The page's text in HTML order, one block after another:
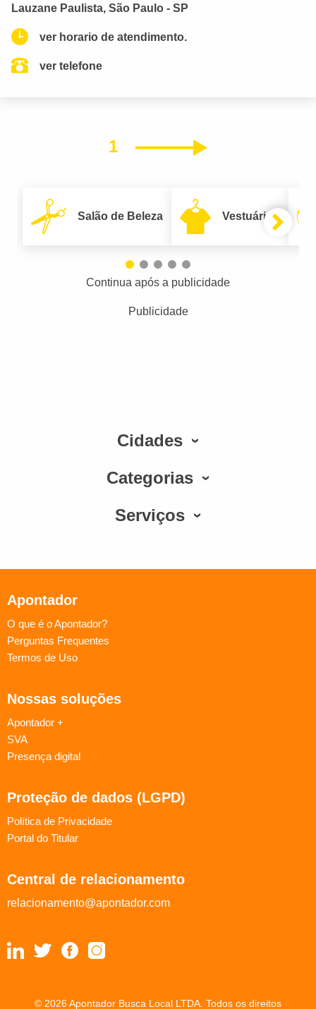
Lauzane Paulista, São Paulo - SP
ver horario de atendimento.
ver telefone
1 Próximo
Salão de Beleza Vestuário
Continua após a publicidade
Publicidade
Cidades
Categorias
Serviços
Apontador
O que é o Apontador?
Perguntas Frequentes
Termos de Uso
Nossas soluções
Apontador +
SVA
Presença digital
Proteção de dados (LGPD)
Política de Privacidade
Portal do Titular
Central de relacionamento
relacionamento@apontador.com
© 2026 Apontador Busca Local LTDA. Todos os direitos